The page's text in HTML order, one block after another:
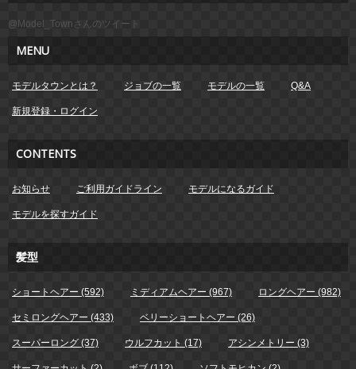
@Model_Townさんのツイート
MENU
モデルタウンとは？ ジョブの一覧 モデルの一覧 Q&A
新規登録・ログイン
CONTENTS
お知らせ ご利用ガイドライン モデルになるガイド
モデルを探すガイド
髪型
ショートヘアー (592) ミディアムヘアー (967) ロングヘアー (982)
セミロングヘアー (433) ベリーショートヘアー (26)
スーパーロング (37) ウルフカット (17) アシンメトリー (3)